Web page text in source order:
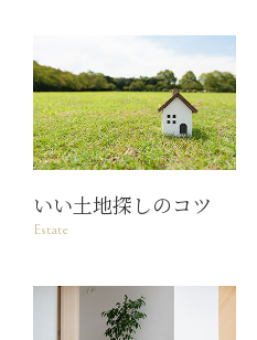
いい土地探しのコツ
Estate